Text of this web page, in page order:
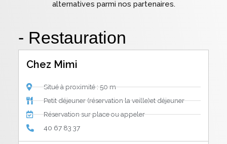
alternatives parmi nos partenaires.
- Restauration
Chez Mimi
Situé à proximité : 50 m
Petit déjeuner (réservation la veille)et déjeuner
Réservation sur place ou appeler
40 67 83 37